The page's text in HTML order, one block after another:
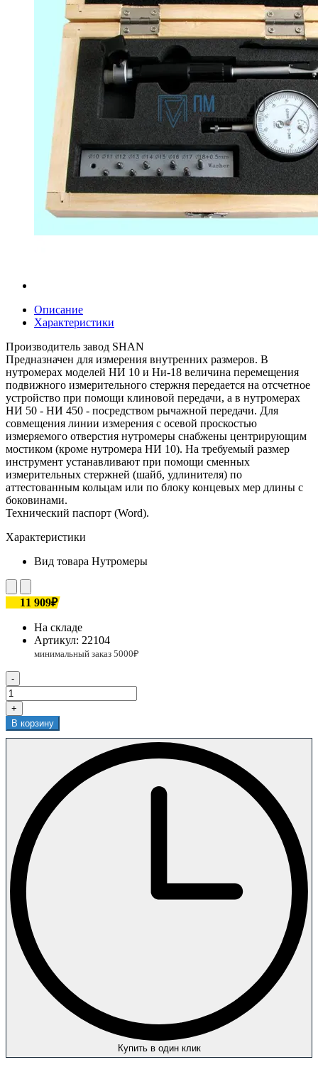
Описание
Характеристики
Производитель завод SHAN
Предназначен для измерения внутренних размеров. В
нутромерах моделей НИ 10 и Ни-18 величина перемещения
подвижного измерительного стержня передается на отсчетное
устройство при помощи клиновой передачи, а в нутромерах
НИ 50 - НИ 450 - посредством рычажной передачи. Для
совмещения линии измерения с осевой проскостью
измеряемого отверстия нутромеры снабжены центрирующим
мостиком (кроме нутромера НИ 10). На требуемый размер
инструмент устанавливают при помощи сменных
измерительных стержней (шайб, удлинителя) по
аттестованным кольцам или по блоку концевых мер длины с
боковинами.
Технический паспорт (Word).
Характеристики
Вид товара Нутромеры
11 909₽
На складе
Артикул: 22104
-
+
В корзину
Купить в один клик